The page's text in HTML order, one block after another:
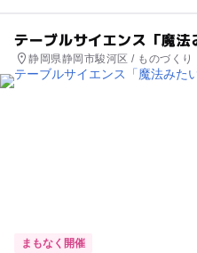
テーブルサイエンス「魔法
静岡県静岡市駿河区 / ものづくり
まもなく開催